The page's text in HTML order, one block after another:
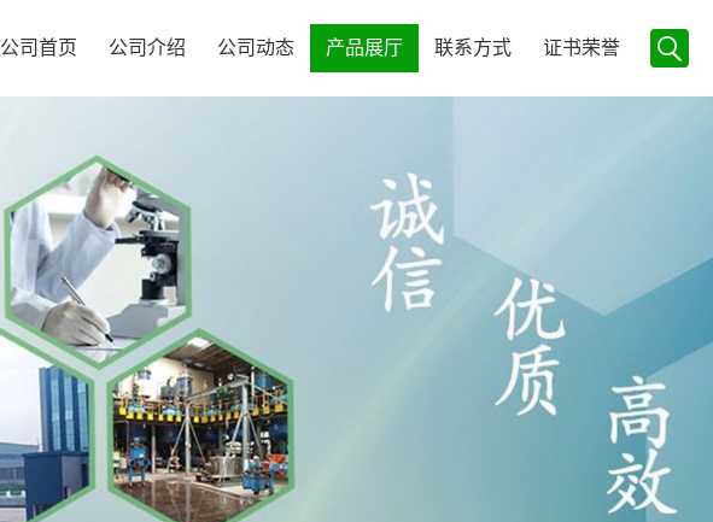
公司首页 公司介绍 公司动态 产品展厅 联系方式 证书荣誉